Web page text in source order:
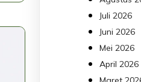
Juli 2026
Juni 2026
Mei 2026
April 2026